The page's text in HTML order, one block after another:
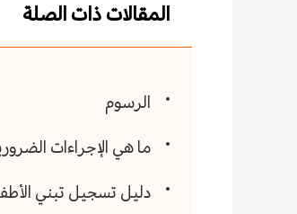
المقالات ذات الصلة
الرسوم
ما هي الإجراءات
دليل تسجيل تبني